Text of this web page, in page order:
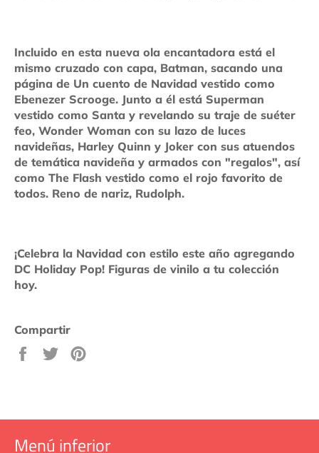
Incluido en esta nueva ola encantadora está el
mismo cruzado con capa, Batman, sacando una
página de Un cuento de Navidad vestido como
Ebenezer Scrooge. Junto a él está Superman
vestido como Santa y revelando su traje de suéter
feo, Wonder Woman con su lazo de luces
navideñas, Harley Quinn y Joker con sus atuendos
de temática navideña y armados con "regalos", así
como The Flash vestido como el rojo favorito de
todos. Reno de nariz, Rudolph.
¡Celebra la Navidad con estilo este año agregando
DC Holiday Pop! Figuras de vinilo a tu colección
hoy.
Compartir
Compartir
Tuitear
Menú inferior